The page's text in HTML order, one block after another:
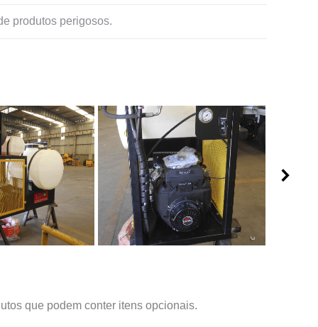
produtos perigosos.
que podem conter itens opcionais.